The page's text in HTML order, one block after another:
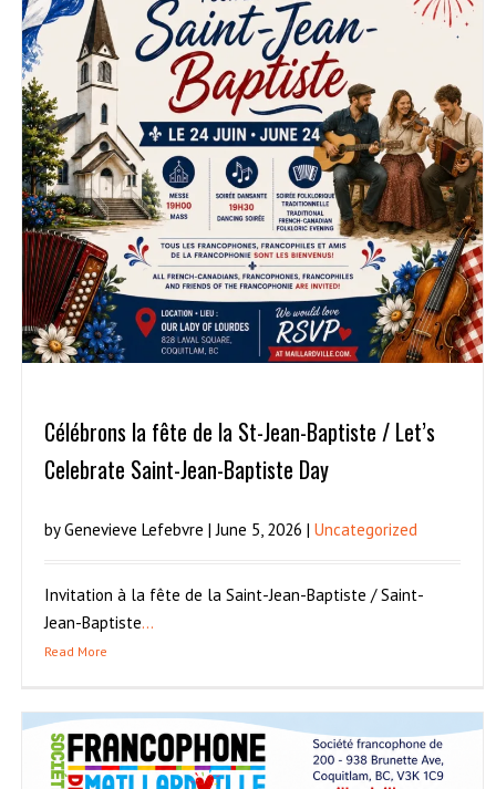
Célébrons la fête de la St-Jean-Baptiste / Let’s
Celebrate Saint-Jean-Baptiste Day
by Genevieve Lefebvre | June 5, 2026 |Uncategorized
Invitation à la fête de la Saint-Jean-Baptiste / Saint-
Jean-Baptiste...
Read More